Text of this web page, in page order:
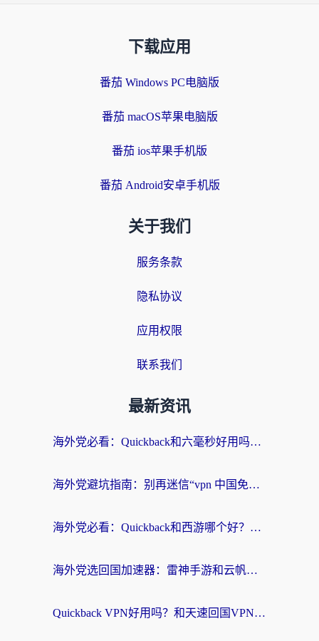
下载应用
番茄 Windows PC电脑版
番茄 macOS苹果电脑版
番茄 ios苹果手机版
番茄 Android安卓手机版
关于我们
服务条款
隐私协议
应用权限
联系我们
最新资讯
海外党必看：Quickback和六毫秒好用吗？3步选对回国加速器，无缝刷国内剧玩游戏
海外党避坑指南：别再迷信“vpn 中国免费”，选对回国加速器才能无缝刷国内资源
海外党必看：Quickback和西游哪个好？3个维度教你选对回国加速器
海外党选回国加速器：雷神手游和云帆哪个好？附3组对比+避坑指南
Quickback VPN好用吗？和天速回国VPN对比哪个回国效果更好？海外党必看的真实体验指南